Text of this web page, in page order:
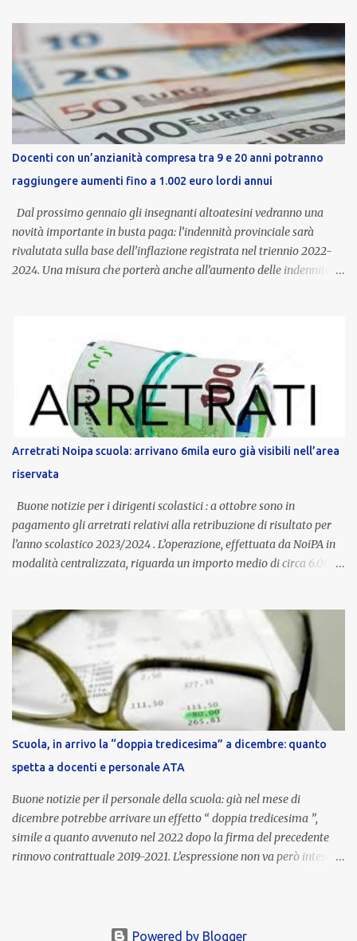
Docenti con un’anzianità compresa tra 9 e 20 anni potranno
raggiungere aumenti fino a 1.002 euro lordi annui
Dal prossimo gennaio gli insegnanti altoatesini vedranno una
novità importante in busta paga: l’indennità provinciale sarà
rivalutata sulla base dell’inflazione registrata nel triennio 2022-
2024. Una misura che porterà anche all’aumento delle indennità di
dedicato alle donne vittime di violenza di genere, in linea con la
normativa nazionale e con l’obiettivo di offrire maggiore tutela e
supporto in situazioni delicate. L’indennità provinciale per i docenti
è un unicum in Italia: si tratta di una misura esclusiva della
Provincia autonoma di Bolzano, che integra in maniera stabile lo
stipendio nazionale grazie alle prerogative garantite
dall’autonomia locale. Non è un bonus temporaneo né un
compenso accessorio, ma una voce strutturale di retribuzione,
aggiornata periodicamente in base al cost...
Arretrati Noipa scuola: arrivano 6mila euro già visibili nell’area
riservata
Buone notizie per i dirigenti scolastici : a ottobre sono in
pagamento gli arretrati relativi alla retribuzione di risultato per
l’anno scolastico 2023/2024 . L’operazione, effettuata da NoiPA in
modalità centralizzata, riguarda un importo medio di circa 6.000
ordinaria di ottobre . Cos’è la retribuzione di risultato La
retribuzione di risultato rappresenta la parte variabile dello
stipendio dei dirigenti scolastici. Viene corrisposta per valorizzare
la qualità dell’attività svolta, la gestione delle risorse e il
raggiungimento degli obiettivi fissati dal Ministero dell’Istruzione
e del Merito (MIM) . Per l’anno scolastico 2023/2024, il MIM ha
completato la procedura di valutazione e trasmesso i dati a NoiPA,
che ha poi disposto la liquidazione automatica in busta paga . Gli
importi e le trattenute L’importo medio lordo riconosciuto è di 6....
Scuola, in arrivo la “doppia tredicesima” a dicembre: quanto
spetta a docenti e personale ATA
Buone notizie per il personale della scuola: già nel mese di
dicembre potrebbe arrivare un effetto “ doppia tredicesima ”,
simile a quanto avvenuto nel 2022 dopo la firma del precedente
rinnovo contrattuale 2019-2021. L’espressione non va però intesa in
un’integrazione straordinaria che, pur non raggiungendo l’importo
Powered by Blogger